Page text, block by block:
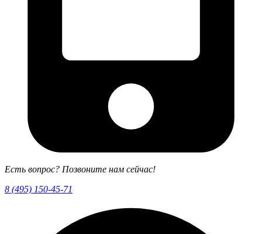
Есть вопрос? Позвоните нам сейчас!
8 (495) 150-45-71